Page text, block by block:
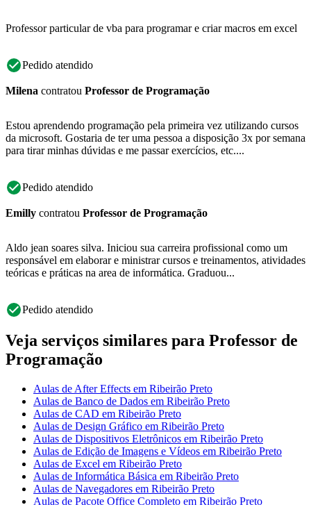
Professor particular de vba para programar e criar macros em excel
Pedido atendido
Milena contratou Professor de Programação
Estou aprendendo programação pela primeira vez utilizando cursos
da microsoft. Gostaria de ter uma pessoa a disposição 3x por semana
para tirar minhas dúvidas e me passar exercícios, etc....
Pedido atendido
Emilly contratou Professor de Programação
Aldo jean soares silva. Iniciou sua carreira profissional como um
responsável em elaborar e ministrar cursos e treinamentos, atividades
teóricas e práticas na area de informática. Graduou...
Pedido atendido
Veja serviços similares para Professor de
Programação
Aulas de After Effects em Ribeirão Preto
Aulas de Banco de Dados em Ribeirão Preto
Aulas de CAD em Ribeirão Preto
Aulas de Design Gráfico em Ribeirão Preto
Aulas de Dispositivos Eletrônicos em Ribeirão Preto
Aulas de Edição de Imagens e Vídeos em Ribeirão Preto
Aulas de Excel em Ribeirão Preto
Aulas de Informática Básica em Ribeirão Preto
Aulas de Navegadores em Ribeirão Preto
Aulas de Pacote Office Completo em Ribeirão Preto